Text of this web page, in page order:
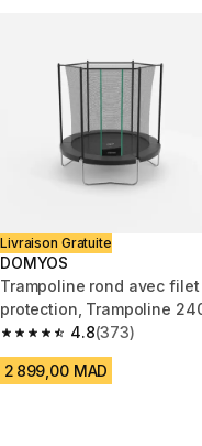
Livraison Gratuite
DOMYOS
Trampoline rond avec filet
protection, Trampoline
4.8
4.8 out of 5 stars from
(373)
2 899,00 MAD